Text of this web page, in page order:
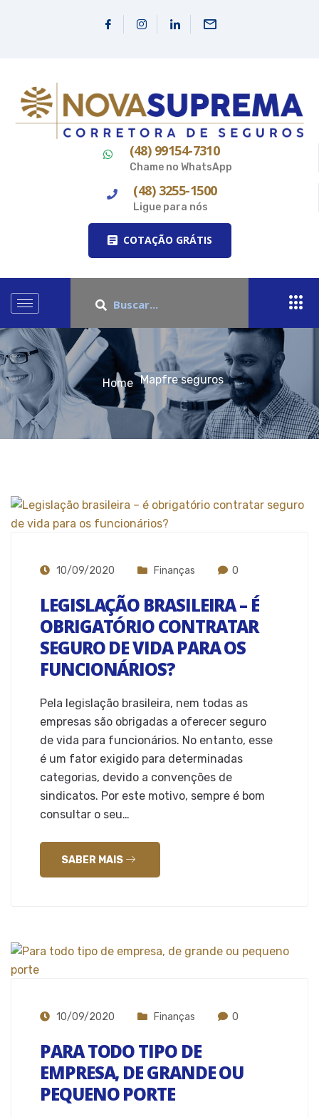
(48) 99154-7310
Chame no WhatsApp
(48) 3255-1500
Ligue para nós
COTAÇÃO GRÁTIS
Home Mapfre seguros
10/09/2020 Finanças 0
LEGISLAÇÃO BRASILEIRA – É
OBRIGATÓRIO CONTRATAR
SEGURO DE VIDA PARA OS
FUNCIONÁRIOS?
Pela legislação brasileira, nem todas as
empresas são obrigadas a oferecer seguro
de vida para funcionários. No entanto, esse
é um fator exigido para determinadas
categorias, devido a convenções de
sindicatos. Por este motivo, sempre é bom
consultar o seu…
SABER MAIS
10/09/2020 Finanças 0
PARA TODO TIPO DE
EMPRESA, DE GRANDE OU
PEQUENO PORTE